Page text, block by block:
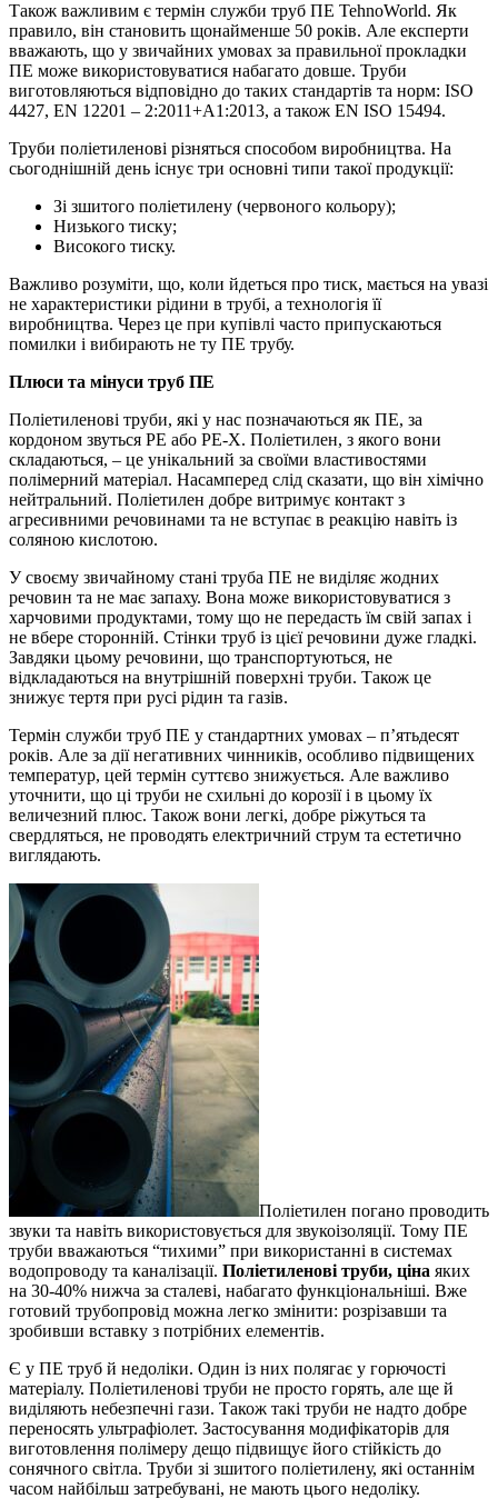
Також важливим є термін служби труб ПЕ TehnoWorld. Як
правило, він становить щонайменше 50 років. Але експерти
вважають, що у звичайних умовах за правильної прокладки
ПЕ може використовуватися набагато довше. Труби
виготовляються відповідно до таких стандартів та норм: ISO
4427, EN 12201 – 2:2011+A1:2013, а також EN ISO 15494.
Труби поліетиленові різняться способом виробництва. На
сьогоднішній день існує три основні типи такої продукції:
Зі зшитого поліетилену (червоного кольору);
Низького тиску;
Високого тиску.
Важливо розуміти, що, коли йдеться про тиск, мається на увазі
не характеристики рідини в трубі, а технологія її
виробництва. Через це при купівлі часто припускаються
помилки і вибирають не ту ПЕ трубу.
Плюси та мінуси труб ПЕ
Поліетиленові труби, які у нас позначаються як ПЕ, за
кордоном звуться PE або PE-X. Поліетилен, з якого вони
складаються, – це унікальний за своїми властивостями
полімерний матеріал. Насамперед слід сказати, що він хімічно
нейтральний. Поліетилен добре витримує контакт з
агресивними речовинами та не вступає в реакцію навіть із
соляною кислотою.
У своєму звичайному стані труба ПЕ не виділяє жодних
речовин та не має запаху. Вона може використовуватися з
харчовими продуктами, тому що не передасть їм свій запах і
не вбере сторонній. Стінки труб із цієї речовини дуже гладкі.
Завдяки цьому речовини, що транспортуються, не
відкладаються на внутрішній поверхні труби. Також це
знижує тертя при русі рідин та газів.
Термін служби труб ПЕ у стандартних умовах – п’ятьдесят
років. Але за дії негативних чинників, особливо підвищених
температур, цей термін суттєво знижується. Але важливо
уточнити, що ці труби не схильні до корозії і в цьому їх
величезний плюс. Також вони легкі, добре ріжуться та
свердляться, не проводять електричний струм та естетично
виглядають.
Поліетилен погано проводить
звуки та навіть використовується для звукоізоляції. Тому ПЕ
труби вважаються “тихими” при використанні в системах
водопроводу та каналізації. Поліетиленові труби, ціна яких
на 30-40% нижча за сталеві, набагато функціональніші. Вже
готовий трубопровід можна легко змінити: розрізавши та
зробивши вставку з потрібних елементів.
Є у ПЕ труб й недоліки. Один із них полягає у горючості
матеріалу. Поліетиленові труби не просто горять, але ще й
виділяють небезпечні гази. Також такі труби не надто добре
переносять ультрафіолет. Застосування модифікаторів для
виготовлення полімеру дещо підвищує його стійкість до
сонячного світла. Труби зі зшитого поліетилену, які останнім
часом найбільш затребувані, не мають цього недоліку.